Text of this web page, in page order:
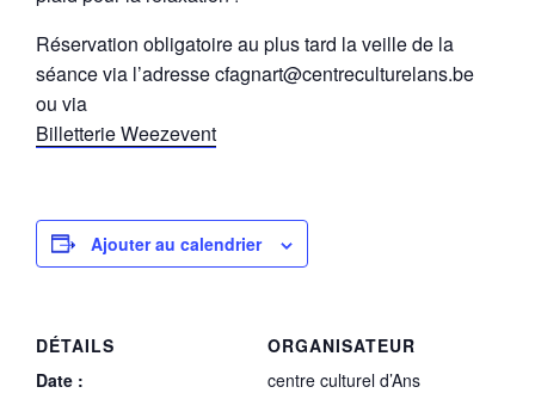
Réservation obligatoire au plus tard la veille de la
séance via l’adresse cfagnart@centreculturelans.be
ou via
Billetterie Weezevent
Ajouter au calendrier
DÉTAILS
Date :
ORGANISATEUR
centre culturel d’Ans